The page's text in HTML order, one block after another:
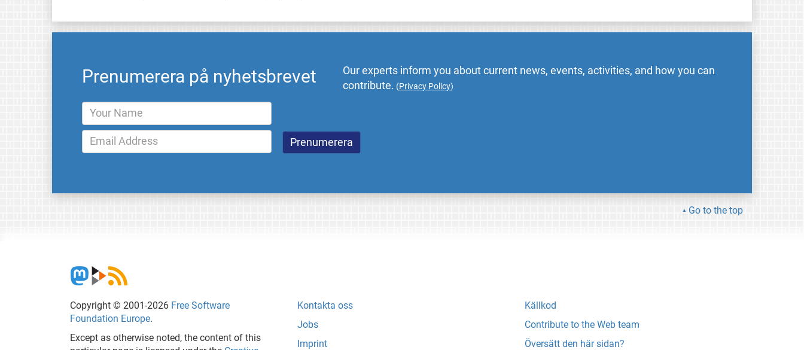
Prenumerera på nyhetsbrevet
Our experts inform you about current news, events, activities, and how you can
contribute. (Privacy Policy)
Go to the top
Copyright © 2001-2026 Free Software
Foundation Europe.
Except as otherwise noted, the content of this
Kontakta oss
Jobs
Imprint
Källkod
Contribute to the Web team
Översätt den här sidan?